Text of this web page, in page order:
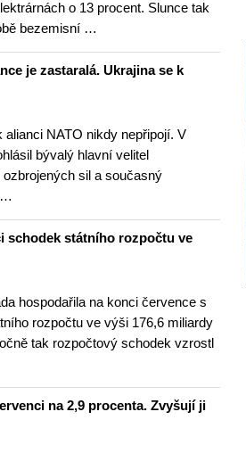
o 13 procent. Slunce tak
bezemisní …
je zastaralá. Ukrajina se k
alianci NATO nikdy nepřipojí. V
bývalý hlavní velitel
sil a současný
…
schodek státního rozpočtu ve
hospodařila na konci července s
rozpočtu ve výši 176,6 miliardy
tak rozpočtový schodek vzrostl
na 2,9 procenta. Zvyšují ji